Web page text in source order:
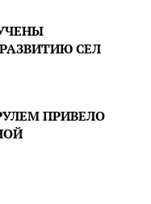
СЕЛ
ПРИВЕЛО